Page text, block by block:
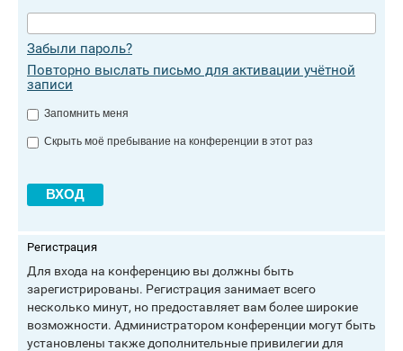
Забыли пароль?
Повторно выслать письмо для активации учётной
записи
Запомнить меня
Скрыть моё пребывание на конференции в этот раз
Регистрация
Для входа на конференцию вы должны быть
зарегистрированы. Регистрация занимает всего
несколько минут, но предоставляет вам более широкие
возможности. Администратором конференции могут быть
установлены также дополнительные привилегии для